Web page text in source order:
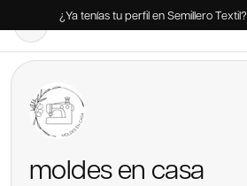
¿Ya tenías tu perfil en Semillero Textil?
moldes en casa